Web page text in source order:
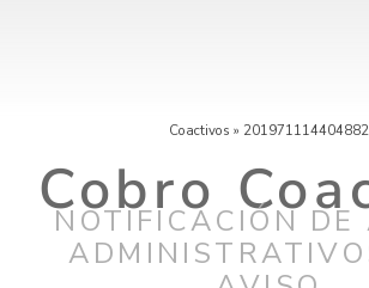
Coactivos » 201971114404882
Cobro
NOTIFICACIÓN DE